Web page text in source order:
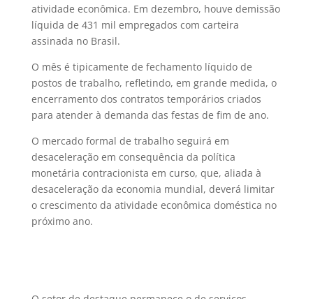
atividade econômica. Em dezembro, houve demissão
líquida de 431 mil empregados com carteira
assinada no Brasil.
O mês é tipicamente de fechamento líquido de
postos de trabalho, refletindo, em grande medida, o
encerramento dos contratos temporários criados
para atender à demanda das festas de fim de ano.
O mercado formal de trabalho seguirá em
desaceleração em consequência da política
monetária contracionista em curso, que, aliada à
desaceleração da economia mundial, deverá limitar
o crescimento da atividade econômica doméstica no
próximo ano.